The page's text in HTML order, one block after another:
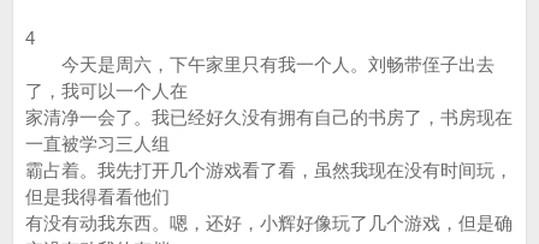
4
今天是周六，下午家里只有我一个人。刘畅带侄子出去
了，我可以一个人在
家清净一会了。我已经好久没有拥有自己的书房了，书房现在
一直被学习三人组
霸占着。我先打开几个游戏看了看，虽然我现在没有时间玩，
但是我得看看他们
有没有动我东西。嗯，还好，小辉好像玩了几个游戏，但是确